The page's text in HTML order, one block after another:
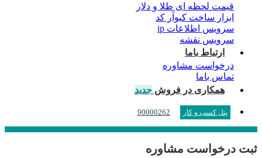
قیمت لحظه ای طلا و دلار
ابزار ساخت کیوآر کد
سرویس اطلاعات ip
سرویس نقشه
ارتباط باما
درخواست مشاوره
تماس باما
همکاری در فروش جدید
پنل کسب و کار 90000262
ثبت درخواست مشاوره